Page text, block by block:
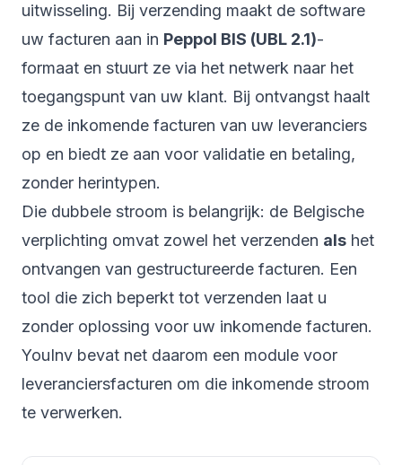
uitwisseling. Bij verzending maakt de software
uw facturen aan in Peppol BIS (UBL 2.1)-
formaat en stuurt ze via het netwerk naar het
toegangspunt van uw klant. Bij ontvangst haalt
ze de inkomende facturen van uw leveranciers
op en biedt ze aan voor validatie en betaling,
zonder herintypen.
Die dubbele stroom is belangrijk: de Belgische
verplichting omvat zowel het verzenden als het
ontvangen van gestructureerde facturen. Een
tool die zich beperkt tot verzenden laat u
zonder oplossing voor uw inkomende facturen.
YouInv bevat net daarom een module voor
leveranciersfacturen om die inkomende stroom
te verwerken.